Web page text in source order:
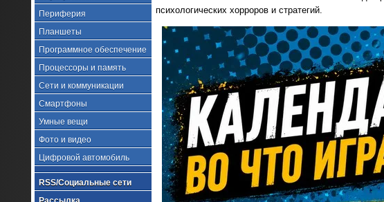
Периферия
Планшеты
Программное обеспечение
Процессоры и память
Сети и коммуникации
Смартфоны
Умные вещи
Фото и видео
Цифровой автомобиль
RSS/Социальные сети
психологических хорроров и стратегий.